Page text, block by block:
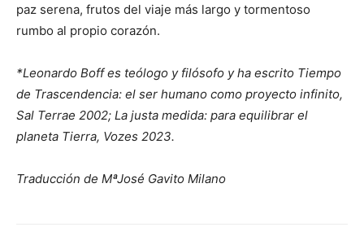
paz serena, frutos del viaje más largo y tormentoso
rumbo al propio corazón.
*Leonardo Boff es teólogo y filósofo y ha escrito Tiempo
de Trascendencia: el ser humano como proyecto infinito,
Sal Terrae 2002; La justa medida: para equilibrar el
planeta Tierra, Vozes 2023.
Traducción de MªJosé Gavito Milano